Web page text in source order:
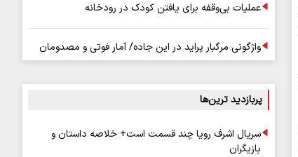
عملیات بی‌وقفه برای یافتن کودک در رودخانه
واژگونی مرگبار پراید در این جاده/ آمار فوتی و مصدومان
پربازدید ترین‌ها
سریال اشرف رویا چند قسمت است+ خلاصه داستان و
بازیگران